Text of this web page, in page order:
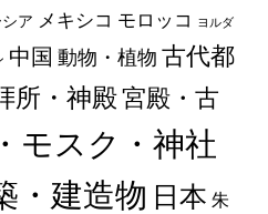
ア メキシコ モロッコ ヨルダ
中国 動物・植物 古代都
所・神殿宮殿・古
モスク・神社
・建造物 日本 朱